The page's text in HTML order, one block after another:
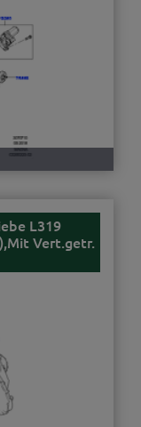
L319
Vert.getr.